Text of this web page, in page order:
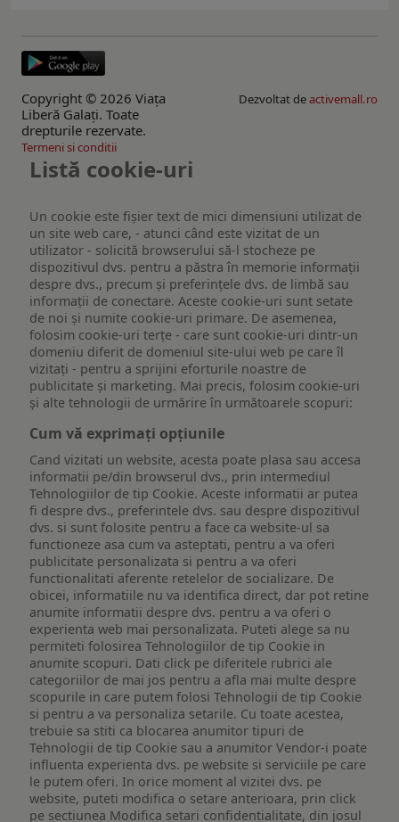
Copyright © 2026 Viaţa
Liberă Galaţi. Toate
drepturile rezervate.
Dezvoltat deactivemall.ro
Termeni si conditii
Listă cookie-uri
Un cookie este fişier text de mici dimensiuni utilizat de
un site web care, - atunci când este vizitat de un
utilizator - solicită browserului să-l stocheze pe
dispozitivul dvs. pentru a păstra în memorie informații
despre dvs., precum și preferințele dvs. de limbă sau
informații de conectare. Aceste cookie-uri sunt setate
de noi și numite cookie-uri primare. De asemenea,
folosim cookie-uri terțe - care sunt cookie-uri dintr-un
domeniu diferit de domeniul site-ului web pe care îl
vizitați - pentru a sprijini eforturile noastre de
publicitate și marketing. Mai precis, folosim cookie-uri
și alte tehnologii de urmărire în următoarele scopuri:
Cum vă exprimați opțiunile
Cand vizitati un website, acesta poate plasa sau accesa
informatii pe/din browserul dvs., prin intermediul
Tehnologiilor de tip Cookie. Aceste informatii ar putea
fi despre dvs., preferintele dvs. sau despre dispozitivul
dvs. si sunt folosite pentru a face ca website-ul sa
functioneze asa cum va asteptati, pentru a va oferi
publicitate personalizata si pentru a va oferi
functionalitati aferente retelelor de socializare. De
obicei, informatiile nu va identifica direct, dar pot retine
anumite informatii despre dvs. pentru a va oferi o
experienta web mai personalizata. Puteti alege sa nu
permiteti folosirea Tehnologiilor de tip Cookie in
anumite scopuri. Dati click pe diferitele rubrici ale
categoriilor de mai jos pentru a afla mai multe despre
scopurile in care putem folosi Tehnologii de tip Cookie
si pentru a va personaliza setarile. Cu toate acestea,
trebuie sa stiti ca blocarea anumitor tipuri de
Tehnologii de tip Cookie sau a anumitor Vendor-i poate
influenta experienta dvs. pe website si serviciile pe care
le putem oferi. In orice moment al vizitei dvs. pe
website, puteti modifica o setare anterioara, prin click
pe sectiunea Modifica setari confidentialitate, din josul